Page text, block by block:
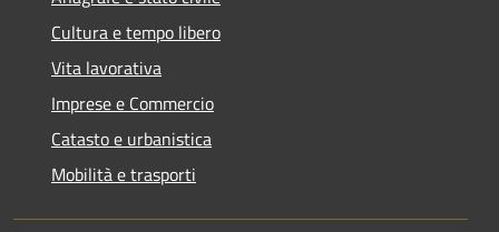
Cultura e tempo libero
Vita lavorativa
Imprese e Commercio
Catasto e urbanistica
Mobilità e trasporti